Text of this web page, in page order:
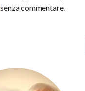
senza commentare.